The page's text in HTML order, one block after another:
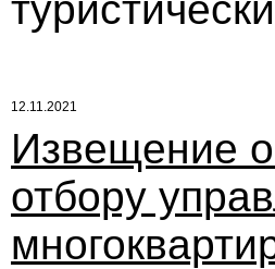
12.11.2021
Извещение о
отбору